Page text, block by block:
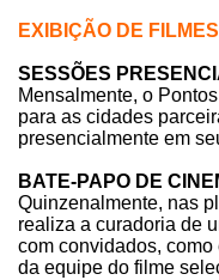
EXIBIÇÃO DE FILMES
SESSÕES
Mensalmente, o
para as cidades
presencialmente em
BATE-PAPO DE
Quinzenalmente, nas
realiza a curadoria de
com convidados,
da equipe do filme